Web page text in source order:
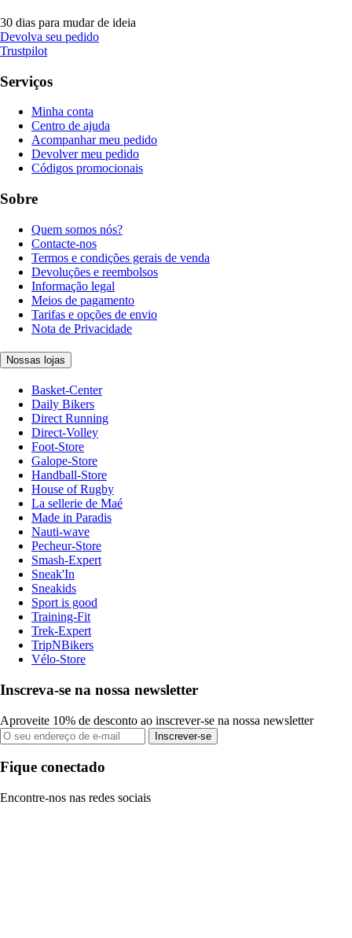
30 dias para mudar de ideia
Devolva seu pedido
Trustpilot
Serviços
Minha conta
Centro de ajuda
Acompanhar meu pedido
Devolver meu pedido
Códigos promocionais
Sobre
Quem somos nós?
Contacte-nos
Termos e condições gerais de venda
Devoluções e reembolsos
Informação legal
Meios de pagamento
Tarifas e opções de envio
Nota de Privacidade
Nossas lojas
Basket-Center
Daily Bikers
Direct Running
Direct-Volley
Foot-Store
Galope-Store
Handball-Store
House of Rugby
La sellerie de Maé
Made in Paradis
Nauti-wave
Pecheur-Store
Smash-Expert
Sneak'In
Sneakids
Sport is good
Training-Fit
Trek-Expert
TripNBikers
Vélo-Store
Inscreva-se na nossa newsletter
Aproveite 10% de desconto ao inscrever-se na nossa newsletter
Inscrever-se
Fique conectado
Encontre-nos nas redes sociais